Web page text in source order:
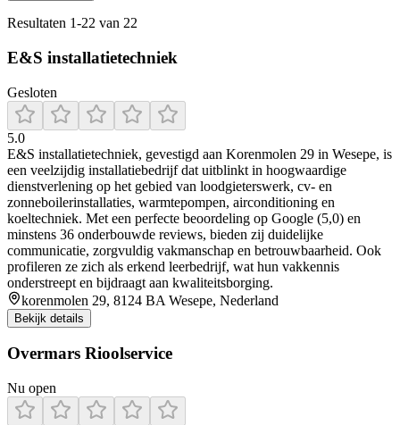
Resultaten 1-22 van 22
E&S installatietechniek
Gesloten
5.0
E&S installatietechniek, gevestigd aan Korenmolen 29 in Wesepe, is
een veelzijdig installatiebedrijf dat uitblinkt in hoogwaardige
dienstverlening op het gebied van loodgieterswerk, cv- en
zonneboilerinstallaties, warmtepompen, airconditioning en
koeltechniek. Met een perfecte beoordeling op Google (5,0) en
minstens 36 onderbouwde reviews, bieden zij duidelijke
communicatie, zorgvuldig vakmanschap en betrouwbaarheid. Ook
profileren ze zich als erkend leerbedrijf, wat hun vakkennis
onderstreept en bijdraagt aan kwaliteitsborging.
korenmolen 29, 8124 BA Wesepe, Nederland
Bekijk details
Overmars Rioolservice
Nu open